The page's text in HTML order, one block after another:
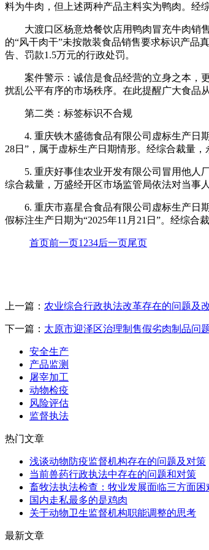
料为牛肉，但上述两种产品主料实为鸭肉。经
大渡口区杨意焓餐饮店用鸭肉冒充牛肉销
的“风干肉干”未按散装食品销售要求标识产品
告、罚款1.5万元的行政处罚。
案件警示：诚信是食品经营的立身之本，
扰乱公平有序的市场秩序。在此提醒广大食品
第二类：标签标识不合规
4. 重庆铁木盛德食品有限公司虚标生产日
28日”，属于虚标生产日期情形。经综合裁量
5. 重庆好事佳农业开发有限公司冒用他人
综合裁量，万盛经开区市场监管局依法对当事
6. 重庆市嘉星合食品有限公司虚标生产日
假标注生产日期为“2025年11月21日”。经综合
首页前一页1 234后一页尾页
上一篇： 农业综合行政执法改革存在的问题及
下一篇： 太原市迎泽区治理制售假劣肉制品问
安全生产
产品监测
屠宰加工
动物检疫
风险评估
监督执法
热门文章
浅谈动物防疫监督机构存在的问题及对策
当前兽药行政执法中存在的问题和对策
畜牧法执法检查：牧业发展面临三方面困
国内走私最多的是鸡肉
关于动物卫生监督机构职能调整的思考
最新文章